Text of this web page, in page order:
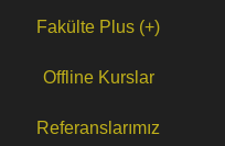
Fakülte Plus (+)
Offline Kurslar
Referanslarımız